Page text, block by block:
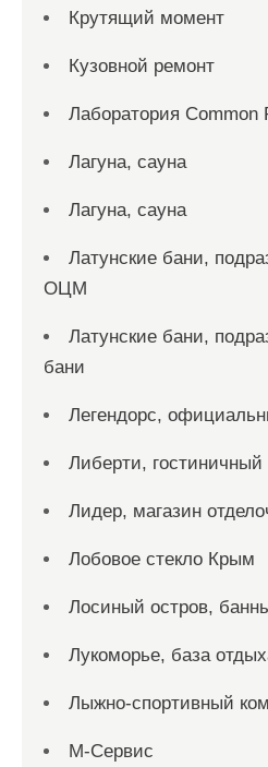
Крутящий момент
Кузовной ремонт
Лаборатория Common
Лагуна, сауна
Лагуна, сауна
Латунские бани,
ОЦМ
Латунские бани,
бани
Легендорс,
Либерти, гостиничный
Лидер, магазин
Лобовое стекло Крым
Лосиный остров,
Лукоморье, база
Лыжно-спортивный
М-Сервис